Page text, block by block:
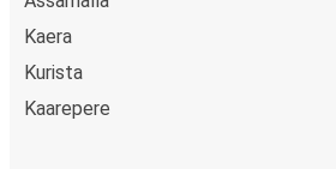
Kaera
Kurista
Kaarepere